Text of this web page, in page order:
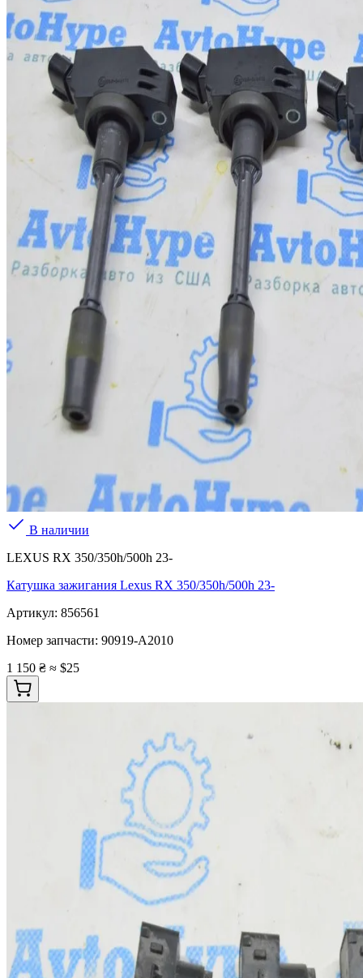
В наличии
LEXUS RX 350/350h/500h 23-
Катушка зажигания Lexus RX 350/350h/500h 23-
Артикул: 856561
Номер запчасти: 90919-A2010
1 150 ₴ ≈ $25